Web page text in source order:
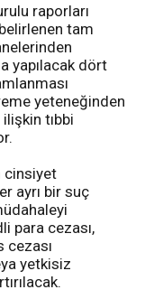
raporları
tam
yapılacak dört
yeteneğinden
ilişkin tıbbi
cinsiyet
ayrı bir suç
para cezası,
cezası
yetkisiz